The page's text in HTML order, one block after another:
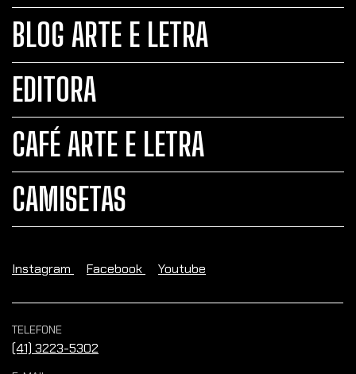
BLOG ARTE E LETRA
EDITORA
CAFÉ ARTE E LETRA
CAMISETAS
Instagram Facebook Youtube
TELEFONE
(41) 3223-5302